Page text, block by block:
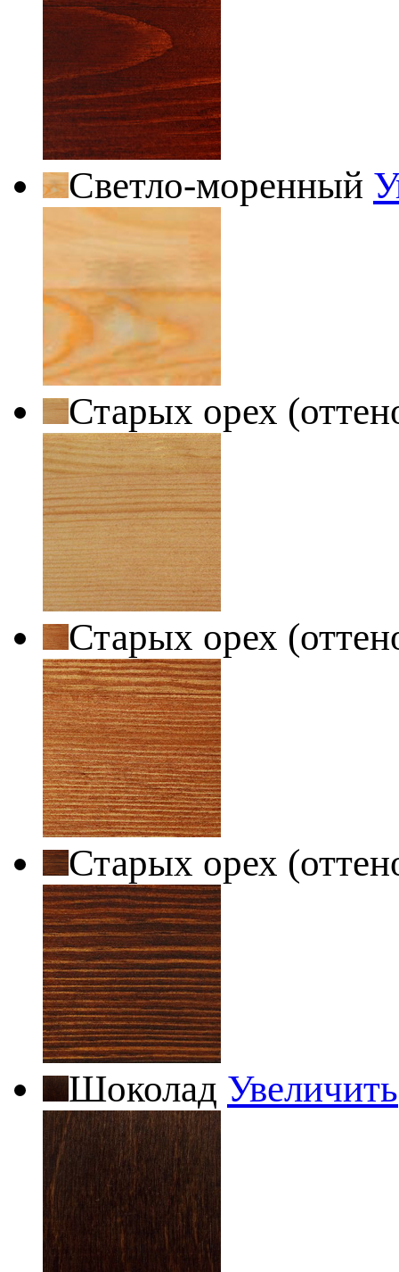
Светло-моренный
Старых орех
Старых орех
Старых орех
Шоколад Увеличить